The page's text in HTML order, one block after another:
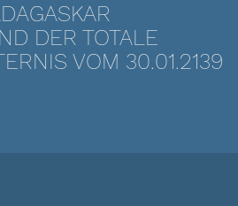
DER TOTALE
VOM 30.01.2139